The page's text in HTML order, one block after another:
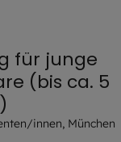
für junge
(bis ca. 5
innen, München